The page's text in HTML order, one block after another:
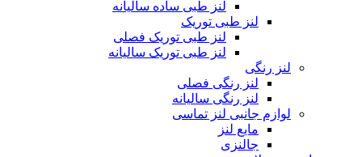
لنز طبی ساده سالیانه
لنز طبی توریک
لنز طبی توریک فصلی
لنز طبی توریک سالیانه
لنز رنگی
لنز رنگی فصلی
لنز رنگی سالیانه
لوازم جانبی لنز تماسی
مایع لنز
جالنزی